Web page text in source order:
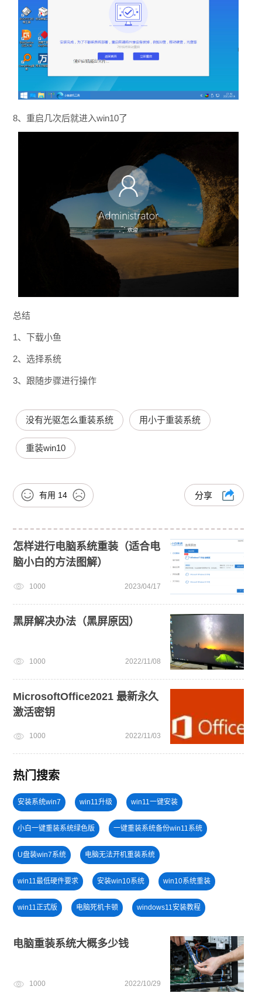
8、重启几次后就进入win10了
总结
1、下载小鱼
2、选择系统
3、跟随步骤进行操作
没有光驱怎么重装系统 用小于重装系统
重装win10
有用 14 分享
怎样进行电脑系统重装（适合电
脑小白的方法图解）
1000 2023/04/17
黑屏解决办法（黑屏原因）
1000 2022/11/08
MicrosoftOffice2021 最新永久
激活密钥
1000 2022/11/03
热门搜索
安装系统win7 win11升级 win11一键安装
小白一键重装系统绿色版 一键重装系统备份win11系统
U盘装win7系统 电脑无法开机重装系统
win11最低硬件要求 安装win10系统 win10系统重装
win11正式版 电脑死机卡顿 windows11安装教程
win11系统重装
笔记本蓝屏怎么重装系统
电脑重装系统大概多少钱
1000 2022/10/29